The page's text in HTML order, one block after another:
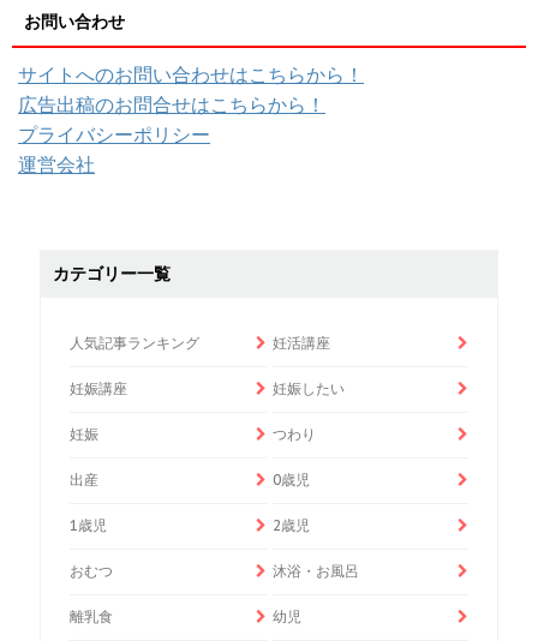
お問い合わせ
サイトへのお問い合わせはこちらから！
広告出稿のお問合せはこちらから！
プライバシーポリシー
運営会社
カテゴリー一覧
人気記事ランキング 妊活講座
妊娠講座 妊娠したい
妊娠 つわり
出産 0歳児
1歳児 2歳児
おむつ 沐浴・お風呂
離乳食 幼児